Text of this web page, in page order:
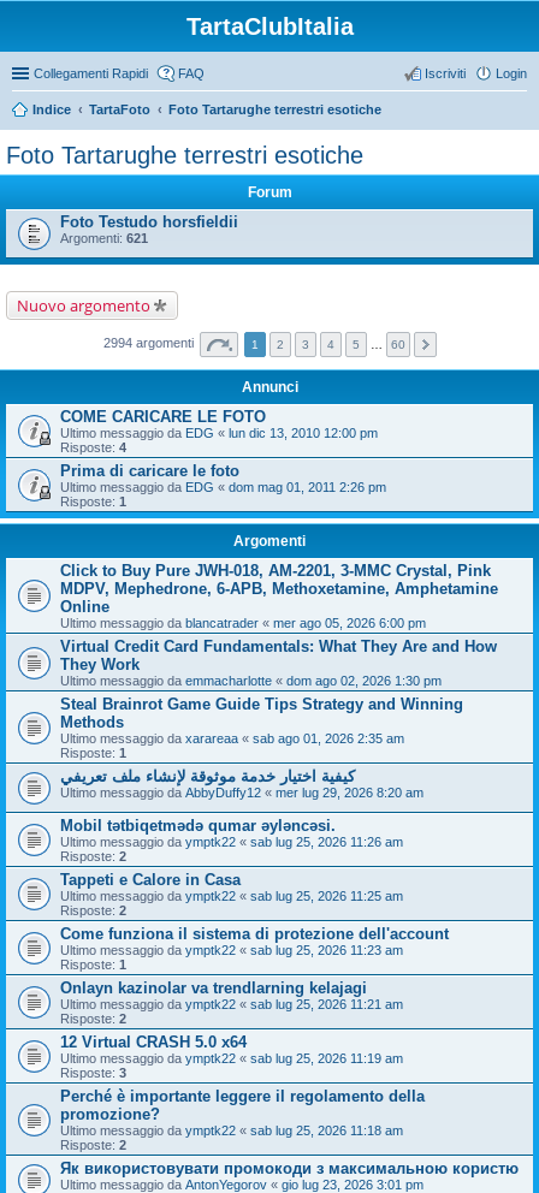
TartaClubItalia
Collegamenti Rapidi FAQ Login
Iscriviti
Indice TartaFoto Foto Tartarughe terrestri esotiche
Foto Tartarughe terrestri esotiche
Forum
Foto Testudo horsfieldii
Argomenti: 621
Nuovo argomento
2994 argomenti 1 2 3 4 5 60
Annunci
COME CARICARE LE FOTO
Ultimo messaggio da EDG « lun dic 13, 2010 12:00 pm
Risposte: 4
Prima di caricare le foto
Ultimo messaggio da EDG « dom mag 01, 2011 2:26 pm
Risposte: 1
Argomenti
Click to Buy Pure JWH-018, AM-2201, 3-MMC Crystal, Pink
MDPV, Mephedrone, 6-APB, Methoxetamine, Amphetamine
Online
Ultimo messaggio da blancatrader « mer ago 05, 2026 6:00 pm
Virtual Credit Card Fundamentals: What They Are and How
They Work
Ultimo messaggio da emmacharlotte « dom ago 02, 2026 1:30 pm
Steal Brainrot Game Guide Tips Strategy and Winning
Methods
Ultimo messaggio da xarareaa « sab ago 01, 2026 2:35 am
Risposte: 1
كيفية اختيار خدمة موثوقة لإنشاء ملف تعريفي
Ultimo messaggio da AbbyDuffy12 « mer lug 29, 2026 8:20 am
Mobil tətbiqetmədə qumar əyləncəsi.
Ultimo messaggio da ymptk22 « sab lug 25, 2026 11:26 am
Risposte: 2
Tappeti e Calore in Casa
Ultimo messaggio da ymptk22 « sab lug 25, 2026 11:25 am
Risposte: 2
Come funziona il sistema di protezione dell'account
Ultimo messaggio da ymptk22 « sab lug 25, 2026 11:23 am
Risposte: 1
Onlayn kazinolar va trendlarning kelajagi
Ultimo messaggio da ymptk22 « sab lug 25, 2026 11:21 am
Risposte: 2
12 Virtual CRASH 5.0 x64
Ultimo messaggio da ymptk22 « sab lug 25, 2026 11:19 am
Risposte: 3
Perché è importante leggere il regolamento della
promozione?
Ultimo messaggio da ymptk22 « sab lug 25, 2026 11:18 am
Risposte: 2
Як використовувати промокоди з максимальною користю
Ultimo messaggio da AntonYegorov « gio lug 23, 2026 3:01 pm